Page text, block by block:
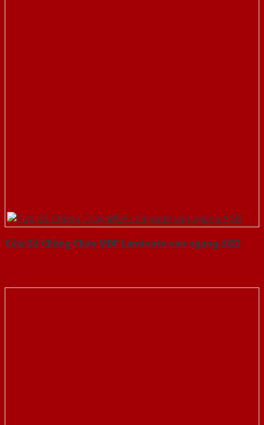
Cửa Gỗ Chống Cháy MDF Laminate van ngang-SGD